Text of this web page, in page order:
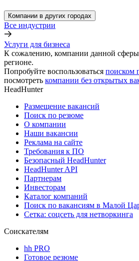
Компании в других городах
Все индустрии
Услуги для бизнеса
К сожалению, компании данной
регионе.
Попробуйте воспользоваться поиском
посмотреть компании без открытых
HeadHunter
Размещение вакансий
Поиск по резюме
О компании
Наши вакансии
Реклама на сайте
Требования к ПО
Безопасный HeadHunter
HeadHunter API
Партнерам
Инвесторам
Каталог компаний
Поиск по вакансиям в Малой
Сетка: соцсеть для нетворкинга
Соискателям
hh PRO
Готовое резюме